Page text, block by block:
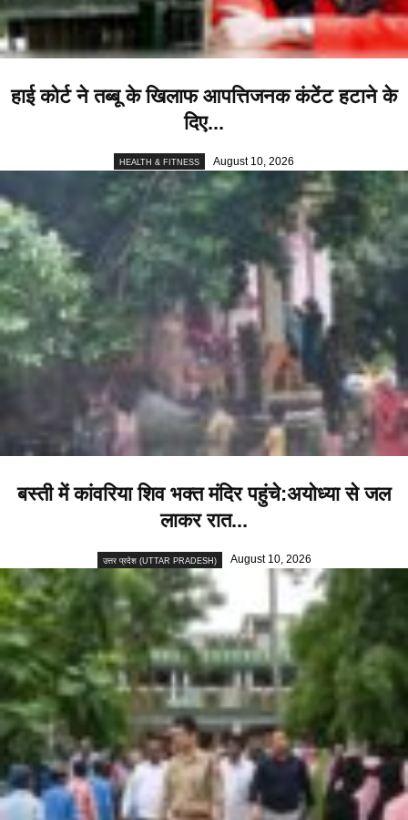
हाई कोर्ट ने तब्बू के खिलाफ आपत्तिजनक कंटेंट हटाने के
दिए...
HEALTH & FITNESS August 10, 2026
बस्ती में कांवरिया शिव भक्त मंदिर पहुंचे:अयोध्या से जल
लाकर रात...
उत्तर प्रदेश (UTTAR PRADESH) August 10, 2026